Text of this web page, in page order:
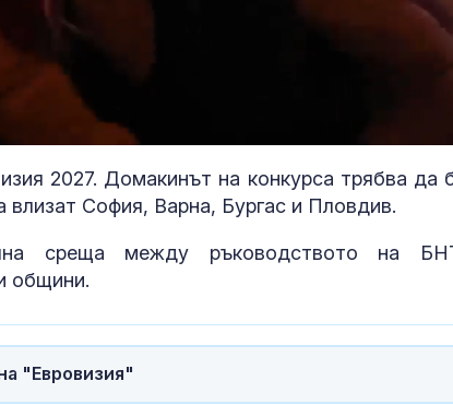
2027. Домакинът на конкурса трябва да
София, Варна, Бургас и Пловдив.
среща между ръководството на
общини.
"Евровизия"